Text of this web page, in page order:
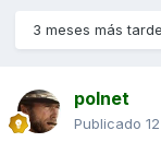
3 meses más
polnet
Publicado